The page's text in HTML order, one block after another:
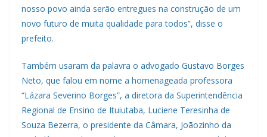
nosso povo ainda serão entregues na construção de um
novo futuro de muita qualidade para todos”, disse o
prefeito.
Também usaram da palavra o advogado Gustavo Borges
Neto, que falou em nome a homenageada professora
“Lázara Severino Borges”, a diretora da Superintendência
Regional de Ensino de Ituiutaba, Luciene Teresinha de
Souza Bezerra, o presidente da Câmara, Joãozinho da